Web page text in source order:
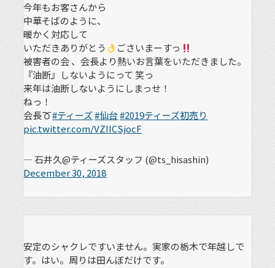
今年もお客さんから
中華そばのように、
暖かく対応して
いただきありがとう
ごさいまーすっ
被害者の会 、会長より熱いお言葉をいただきました。
『油断』しないようにって 笑っ
来年は油断しないようにしまっせ！
ねっ！
会長
#ティーズ#仙台#2019ティーズ初売り
pic.twitter.com/VZIICSjocF
— 石井久@ティーズスタッフ (@ts_hisashin)
December 30, 2018
安定のシャクレですいません。実家の栃木で年越しで
す。はい。周りは田んぼだけです。